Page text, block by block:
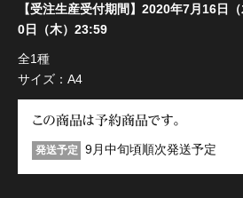
【受注生産受付期間】2020年7月16日
0日（木）23:59
全1種
サイズ：A4
この商品は予約商品です。
発送予定 9月中旬頃順次発送予定